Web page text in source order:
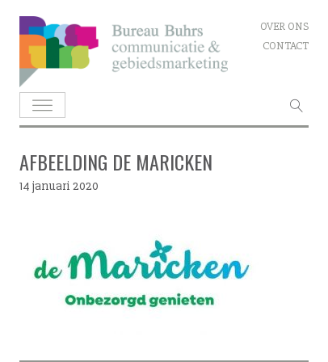
Skip
to
content
OVER ONS
CONTACT
AFBEELDING DE MARICKEN
14 januari 2020